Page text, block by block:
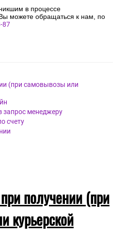
в процессе
Вы можете обращаться к нам, по
87
(при самовывозы или
запрос менеджеру
счету
получении (при
курьерской